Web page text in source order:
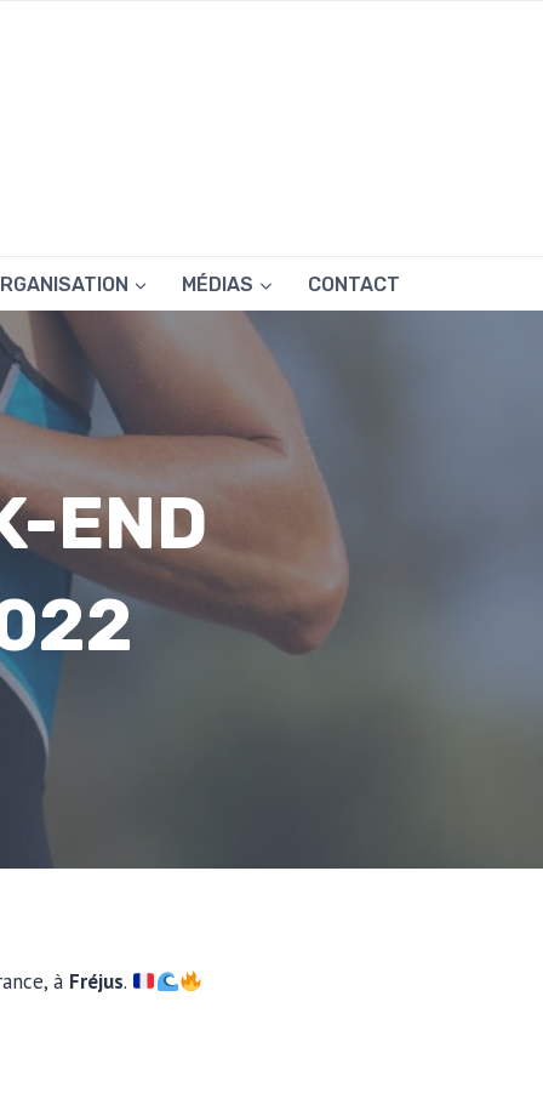
MÉDIAS CONTACT
END
à Fréjus.